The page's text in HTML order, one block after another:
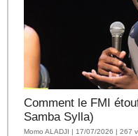
Comment le FMI
Samba Sylla)
Momo ALADJI | 17/07/2026 | 267